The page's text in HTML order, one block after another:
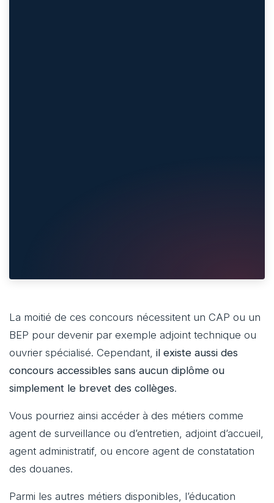
La moitié de ces concours nécessitent un CAP ou un
BEP pour devenir par exemple adjoint technique ou
ouvrier spécialisé. Cependant, il existe aussi des
concours accessibles sans aucun diplôme ou
simplement le brevet des collèges.
Vous pourriez ainsi accéder à des métiers comme
agent de surveillance ou d’entretien, adjoint d’accueil,
agent administratif, ou encore agent de constatation
des douanes.
Parmi les autres métiers disponibles, l’éducation